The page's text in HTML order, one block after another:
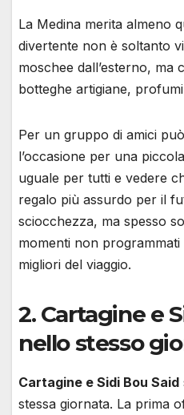
La Medina merita almeno
divertente non è soltanto
moschee dall’esterno, ma
botteghe artigiane,
Per un gruppo di amici
l’occasione per una
uguale per tutti e vedere
regalo più assurdo per il
sciocchezza, ma spesso
momenti non
migliori del viaggio.
2. Cartagine e
nello stesso
Cartagine e Sidi Bou Said
stessa giornata. La prima